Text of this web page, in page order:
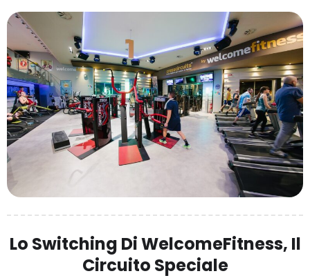
Lo Switching Di WelcomeFitness, Il
Circuito Speciale